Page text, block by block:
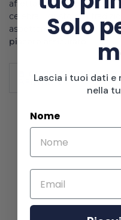
affettati per stupire i tuoi
celebra il gusto e la
aspettare troppo per
piacere assicurato
📘 CONOSCIAMO IL
BERTHON
Solo
Lascia i tuoi dati
nella
Nome
Email